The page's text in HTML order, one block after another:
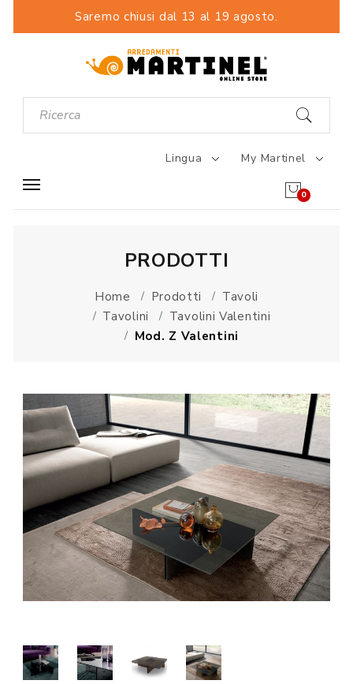
Saremo chiusi dal 13 al 19 agosto.
Lingua My Martinel
0
PRODOTTI
Home Prodotti
Tavoli
Tavolini
Tavolini Valentini
Mod. Z Valentini